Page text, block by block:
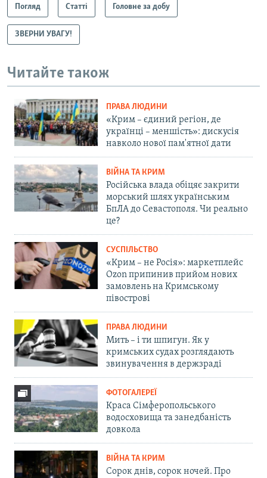
Погляд Статті Головне за добу
ЗВЕРНИ УВАГУ!
Читайте також
ПРАВА ЛЮДИНИ
«Крим – єдиний регіон, де
українці – меншість»: дискусія
навколо нової пам'ятної дати
ВІЙНА ТА КРИМ
Російська влада обіцяє закрити
морський шлях українським
БпЛА до Севастополя. Чи реально
це?
СУСПІЛЬСТВО
«Крим – не Росія»: маркетплейс
Ozon припинив прийом нових
замовлень на Кримському
півострові
ПРАВА ЛЮДИНИ
Мить – і ти шпигун. Як у
кримських судах розглядають
звинувачення в держзраді
ФОТОГАЛЕРЕЇ
Краса Сімферопольського
водосховища та занедбаність
довкола
ВІЙНА ТА КРИМ
Сорок днів, сорок ночей. Про